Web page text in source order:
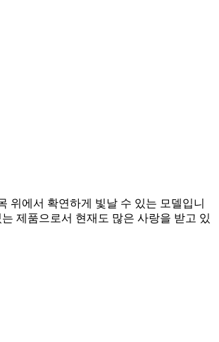
위에서 확연하게 빛날 수 있는 모델입니
제품으로서 현재도 많은 사랑을 받고 있